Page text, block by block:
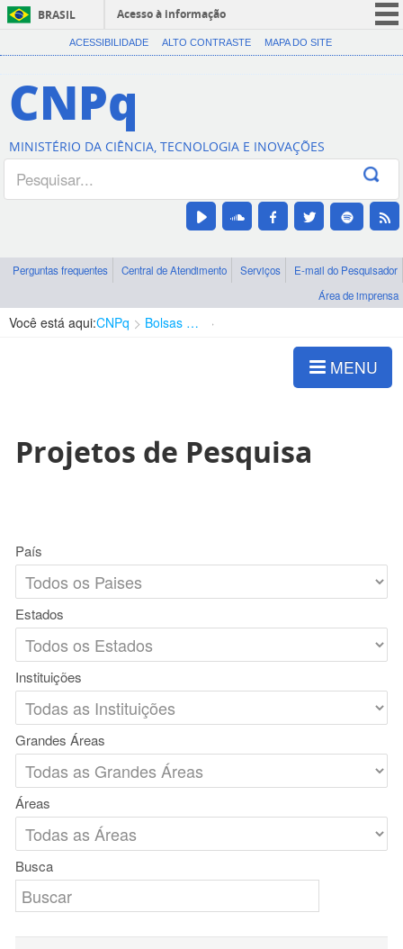
BRASIL
Acesso à informação
CORONAVÍRUS (COVID-19)
Canais
ACESSIBILIDADE ALTO CONTRASTE MAPA DO SITE
CNPq
MINISTÉRIO DA CIÊNCIA, TECNOLOGIA E INOVAÇÕES
Perguntas frequentes Central de Atendimento Serviços
E-mail do Pesquisador
Área de imprensa
Você está aqui:CNPq Bolsas e Auxílios Vigentes
MENU
Projetos de Pesquisa
País
Estados
Instituições
Grandes Áreas
Áreas
Busca